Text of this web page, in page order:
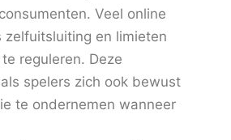
Veel online
zelfuitsluiting en limieten
reguleren. Deze
spelers zich ook bewust
te ondernemen wanneer